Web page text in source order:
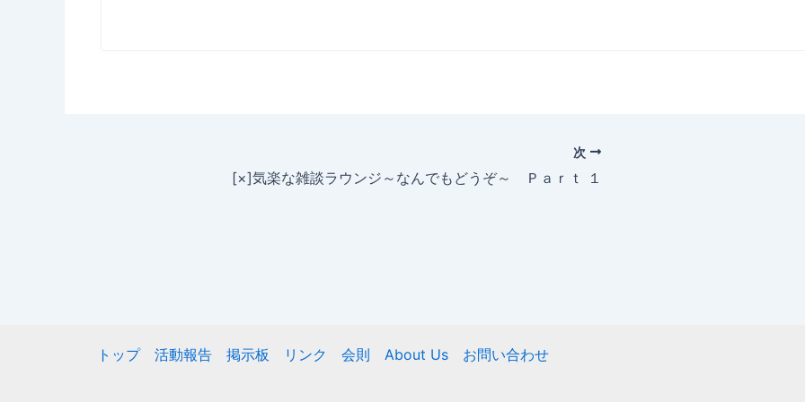
次
[×]気楽な雑談ラウンジ～なんでもどうぞ～ Ｐａｒｔ １
トップ 活動報告 掲示板 リンク 会則 About Us お問い合わせ